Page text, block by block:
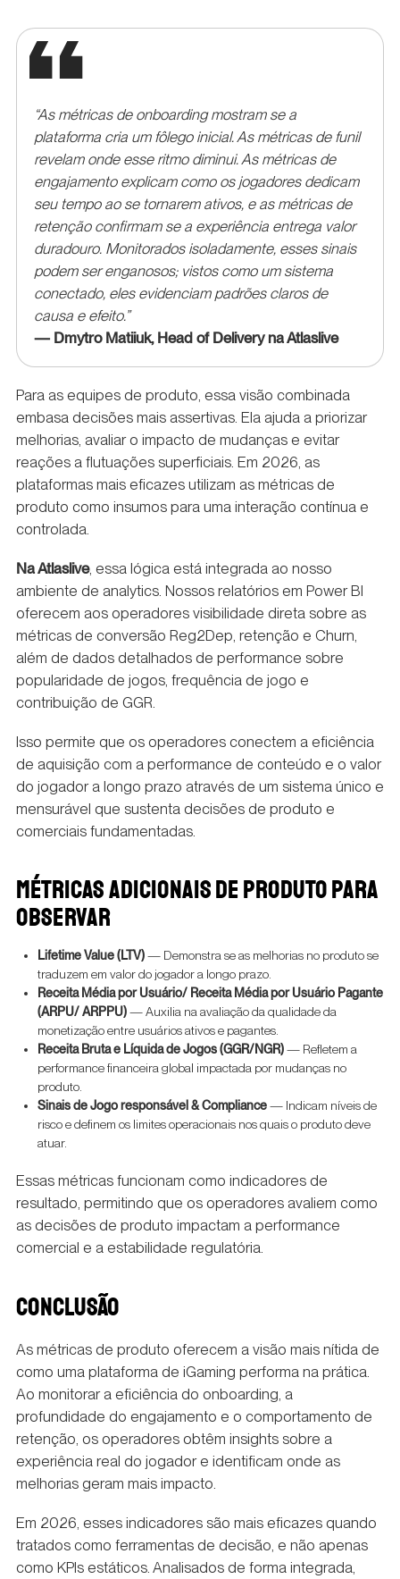
“As métricas de onboarding mostram se a
plataforma cria um fôlego inicial. As métricas de funil
revelam onde esse ritmo diminui. As métricas de
engajamento explicam como os jogadores dedicam
seu tempo ao se tornarem ativos, e as métricas de
retenção confirmam se a experiência entrega valor
duradouro. Monitorados isoladamente, esses sinais
podem ser enganosos; vistos como um sistema
conectado, eles evidenciam padrões claros de
causa e efeito.”
— Dmytro Matiiuk, Head of Delivery na Atlaslive
Para as equipes de produto, essa visão combinada
embasa decisões mais assertivas. Ela ajuda a priorizar
melhorias, avaliar o impacto de mudanças e evitar
reações a flutuações superficiais. Em 2026, as
plataformas mais eficazes utilizam as métricas de
produto como insumos para uma interação contínua e
controlada.
Na Atlaslive, essa lógica está integrada ao nosso
ambiente de analytics. Nossos relatórios em Power BI
oferecem aos operadores visibilidade direta sobre as
métricas de conversão Reg2Dep, retenção e Churn,
além de dados detalhados de performance sobre
popularidade de jogos, frequência de jogo e
contribuição de GGR.
Isso permite que os operadores conectem a eficiência
de aquisição com a performance de conteúdo e o valor
do jogador a longo prazo através de um sistema único e
mensurável que sustenta decisões de produto e
comerciais fundamentadas.
MÉTRICAS ADICIONAIS DE PRODUTO PARA
OBSERVAR
Lifetime Value (LTV)— Demonstra se as melhorias no produto se
traduzem em valor do jogador a longo prazo.
Receita Média por Usuário/ Receita Média por Usuário Pagante
(ARPU/ ARPPU)— Auxilia na avaliação da qualidade da
monetização entre usuários ativos e pagantes.
Receita Bruta e Líquida de Jogos (GGR/NGR)— Refletem a
performance financeira global impactada por mudanças no
produto.
Sinais de Jogo responsável & Compliance— Indicam níveis de
risco e definem os limites operacionais nos quais o produto deve
atuar.
Essas métricas funcionam como indicadores de
resultado, permitindo que os operadores avaliem como
as decisões de produto impactam a performance
comercial e a estabilidade regulatória.
CONCLUSÃO
As métricas de produto oferecem a visão mais nítida de
como uma plataforma de iGaming performa na prática.
Ao monitorar a eficiência do onboarding, a
profundidade do engajamento e o comportamento de
retenção, os operadores obtêm insights sobre a
experiência real do jogador e identificam onde as
melhorias geram mais impacto.
Em 2026, esses indicadores são mais eficazes quando
tratados como ferramentas de decisão, e não apenas
como KPIs estáticos. Analisados de forma integrada,